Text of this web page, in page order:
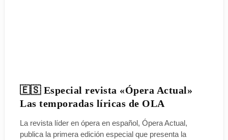
🇪🇸 Especial revista «Ópera Actual»
Las temporadas líricas de OLA
La revista líder en ópera en español, Ópera Actual,
publica la primera edición especial que presenta la